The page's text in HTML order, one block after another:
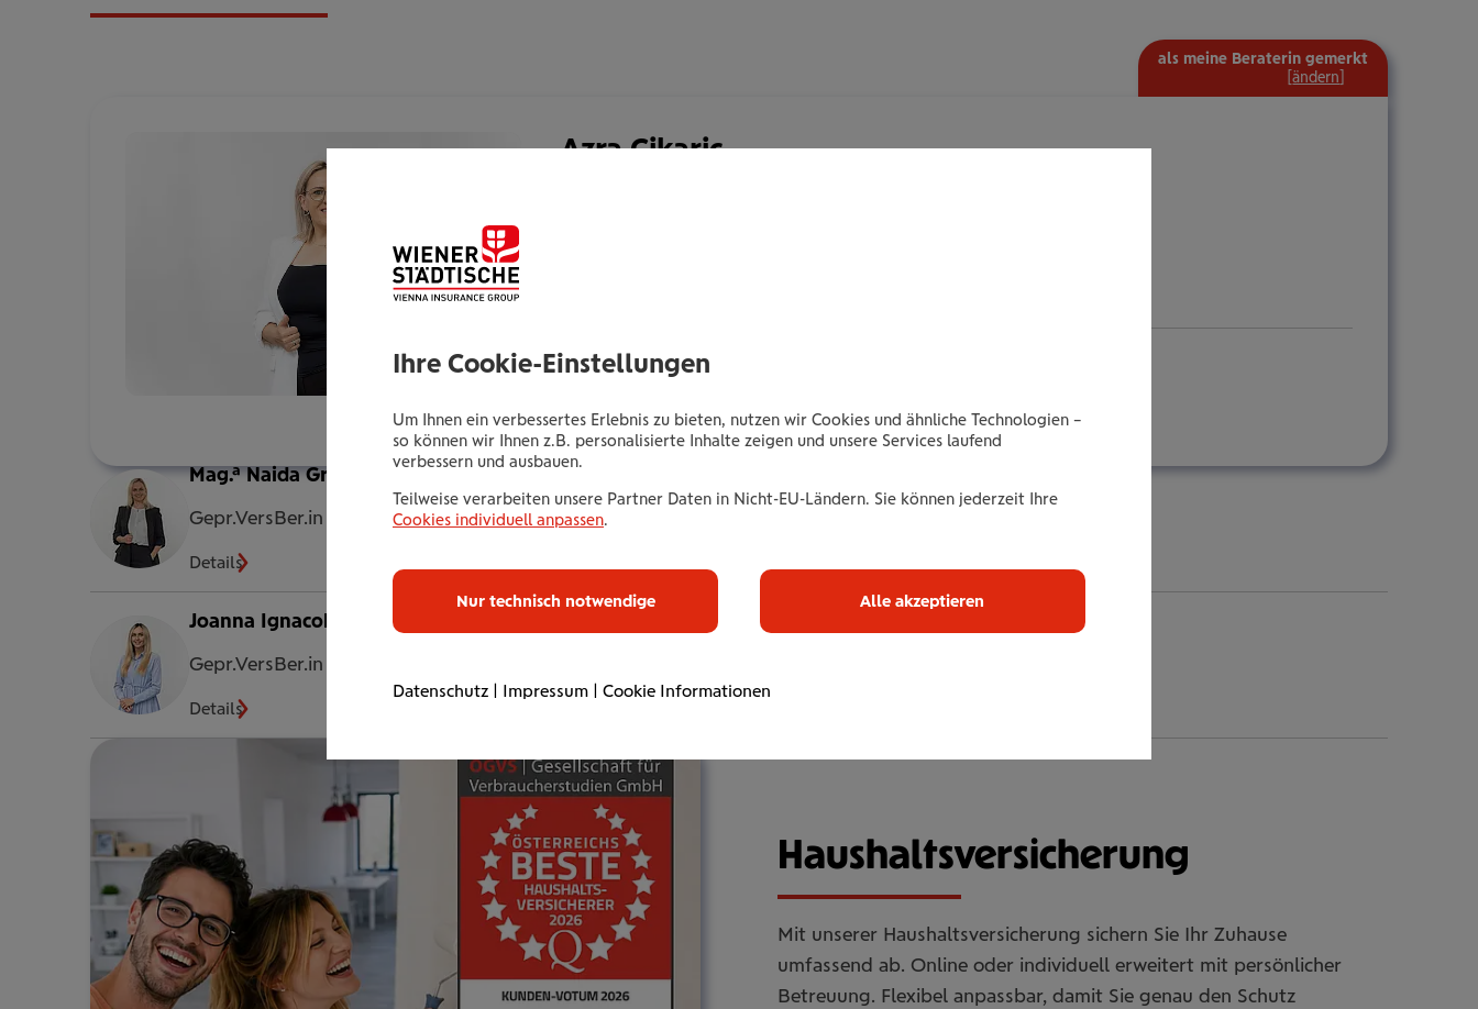
Azra Cikaric
Tel.:+435035051081
+436646013951081
E-Mail:a.cikaric@wienerstaedtische.at
als meine Beraterin gemerkt
[ändern
Mag.a Naida Grbo
Gepr.VersBer.in
Details
Joanna Ignacok, MA
Gepr.VersBer.in
Details
Haus­halts­ver­si­che­rung
Mit unserer Haushaltsversicherung sichern Sie Ihr Zuhause
umfassend ab. Online oder individuell erweitert mit persönlicher
Betreuung. Flexibel anpassbar, damit Sie genau den Schutz
Ihre Cookie-Einstellungen
Um Ihnen ein verbessertes Erlebnis zu bieten, nutzen wir Cookies und ähnliche Technologien –
so können wir Ihnen z.B. personalisierte Inhalte zeigen und unsere Services laufend
verbessern und ausbauen.
Teilweise verarbeiten unsere Partner Daten in Nicht-EU-Ländern. Sie können jederzeit Ihre
Cookies individuell anpassen.
Nur technisch notwendige Alle akzeptieren
Datenschutz | Impressum | Cookie Informationen